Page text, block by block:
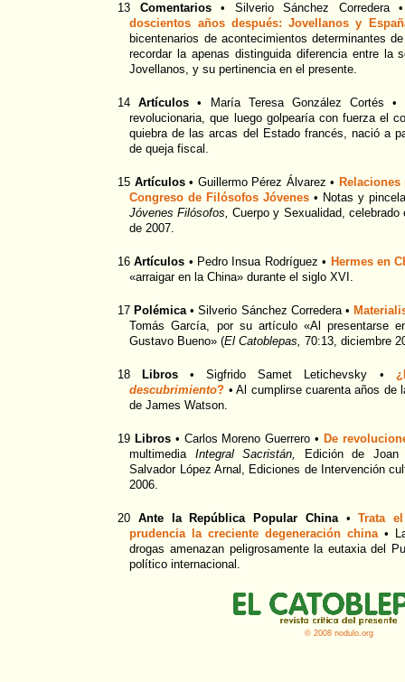
13 Comentarios• Silverio Sánchez Corredera
doscientos años después: Jovellanos y
bicentenarios de acontecimientos determinantes
recordar la apenas distinguida diferencia entre la
Jovellanos, y su pertinencia en el presente.
14Artículos • María Teresa González Cortés •
revolucionaria, que luego golpearía con fuerza el
quiebra de las arcas del Estado francés, nació a
de queja fiscal.
15 Artículos• Guillermo Pérez Álvarez •
Congreso de Filósofos Jóvenes • Notas y
Jóvenes Filósofos, Cuerpo y Sexualidad,
de 2007.
16Artículos • Pedro Insua Rodríguez • Hermes en
«arraigar en la China» durante el siglo XVI.
17 Polémica• Silverio Sánchez Corredera •
Tomás García, por su artículo «Al presentarse
Gustavo Bueno» (El Catoblepas, 70:13, diciembre
18 Libros • Sigfrido Samet Letichevsky •
descubrimiento? • Al cumplirse cuarenta años de
de James Watson.
19 Libros• Carlos Moreno Guerrero • De
multimedia Integral Sacristán,
Edición de Joan
Salvador López Arnal, Ediciones de Intervención
2006.
20 Ante la República Popular China•Trata
prudencia la creciente degeneración china•
drogas amenazan peligrosamente la eutaxia del
político internacional.
© 2008 nodulo.org